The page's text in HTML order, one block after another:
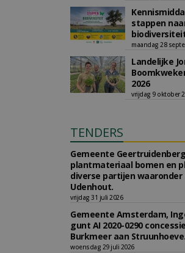
stappen
maandag 28
Landelijke
2026
vrijdag 9 oktober
TENDERS
Gemeente
plantmateriaal bomen en
diverse partijen
Udenhout.
vrijdag 31 juli 2026
Gemeente Amsterdam,
gunt AI 2020-0290
Burkmeer aan
woensdag 29 juli 2026